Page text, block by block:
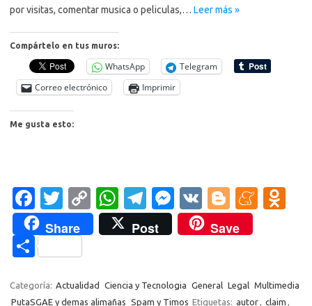
por visitas, comentar musica o peliculas,… Leer más »
Compártelo en tus muros:
WhatsApp
Telegram
Correo electrónico
Imprimir
Me gusta esto:
Fa
c
e
b
o
T
w
it
te
r
C
o
p
Li
W
h
at
A
T
el
e
a
M
es
se
g
V
K
Bl
o
g
er
M
a
kl
Share Post Save
C
m
Categoría: Actualidad Ciencia y Tecnologia General Legal Multimedia
PutaSGAE y demas alimañas Spam y Timos Etiquetas: autor, claim ,